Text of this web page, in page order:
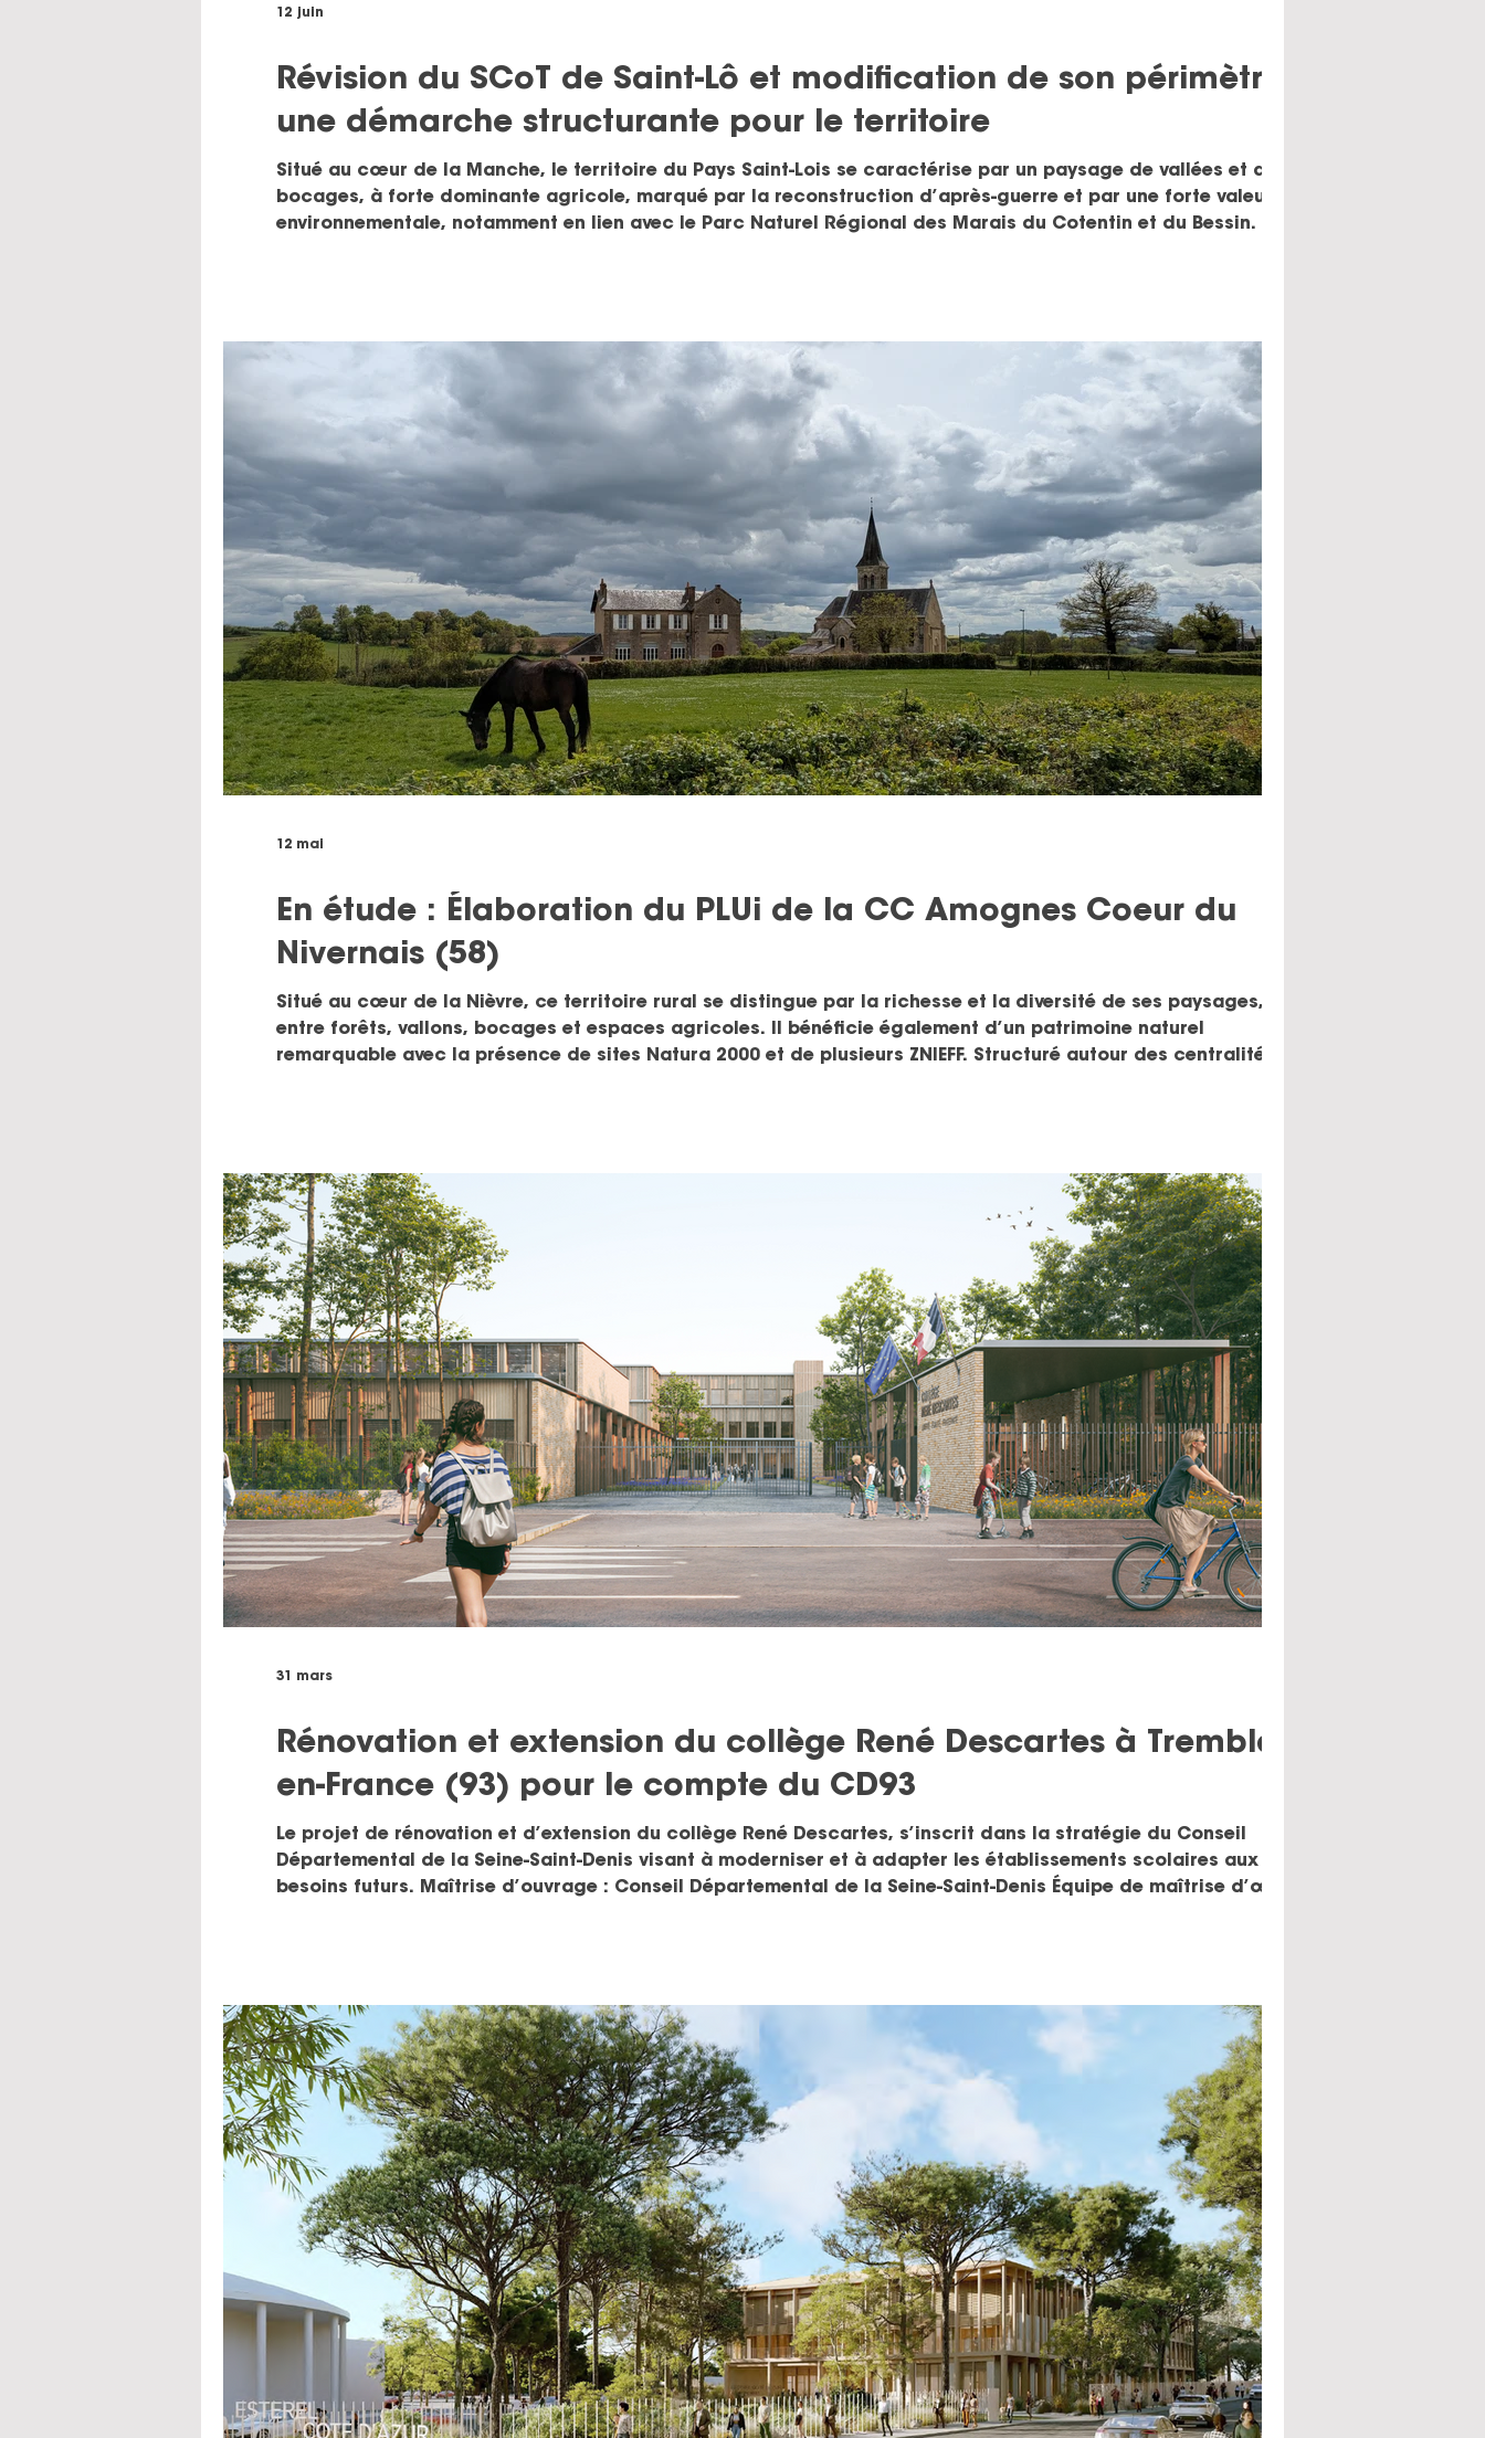
Révision du SCoT de Saint-Lô et modification de son périmètre :
une démarche structurante pour le territoire
Situé au cœur de la Manche, le territoire du Pays Saint-Lois se caractérise par un paysage de vallées et de
bocages, à forte dominante agricole, marqué par la reconstruction d’après-guerre et par une forte valeur
environnementale, notamment en lien avec le Parc Naturel Régional des Marais du Cotentin et du Bessin. Dans
12 juin
En étude : Élaboration du PLUi de la CC Amognes Coeur du
Nivernais (58)
Situé au cœur de la Nièvre, ce territoire rural se distingue par la richesse et la diversité de ses paysages,
entre forêts, vallons, bocages et espaces agricoles. Il bénéficie également d’un patrimoine naturel
remarquable avec la présence de sites Natura 2000 et de plusieurs ZNIEFF. Structuré autour des centralités de
12 mai
Rénovation et extension du collège René Descartes à Tremblay-
en-France (93) pour le compte du CD93
Le projet de rénovation et d’extension du collège René Descartes, s’inscrit dans la stratégie du Conseil
Départemental de la Seine-Saint-Denis visant à moderniser et à adapter les établissements scolaires aux
besoins futurs. Maîtrise d’ouvrage : Conseil Départemental de la Seine-Saint-Denis Équipe de maîtrise d’œuvre
31 mars